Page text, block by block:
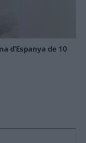
d’Espanya de 10